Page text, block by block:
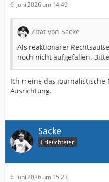
6. Juni 2026 um 14:49
Zitat von Sacke
Als reaktionärer
noch nicht aufgefallen.
Ich meine das journalistische
Ausrichtung.
Sacke
Erleuchteter
6. Juni 2026 um 15:23